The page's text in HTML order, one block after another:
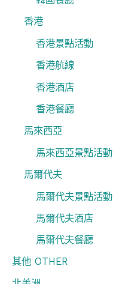
香港
香港景點活動
香港航線
香港酒店
香港餐廳
馬來西亞
馬來西亞景點活動
馬爾代夫
馬爾代夫景點活動
馬爾代夫酒店
馬爾代夫餐廳
其他 OTHER